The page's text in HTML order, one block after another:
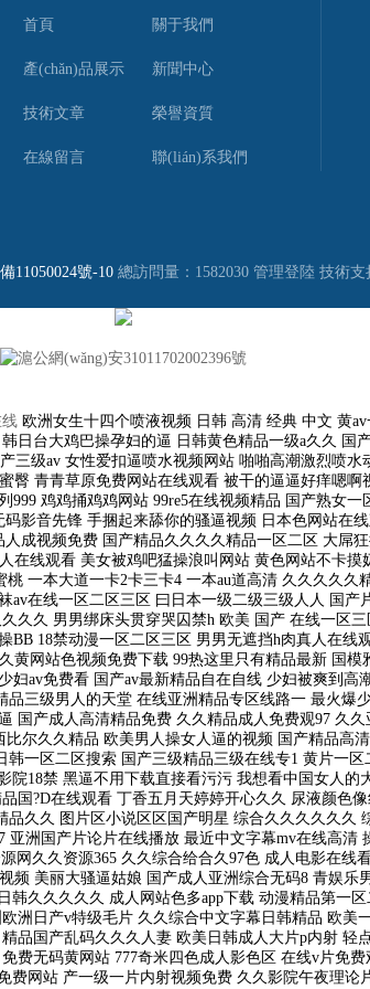
首頁 關于我們
產(chǎn)品展示 新聞中心
技術文章 榮譽資質
在線留言 聯(lián)系我們
11050024號-10 總訪問量：1582030 管理登陸 技術支
滬公網(wǎng)安31011702002396號
欧洲女生十四个喷液视频 日韩 高清 经典 中文 黄av一区二区在线观看 久热这里只精品99国产6 光棍影院一区二区三区四 妍强被迫伦姧惨叫123 成h动漫无码网站 欧美伦一区二区三区在线 亚洲欧美日韩国产成人综合 韩日台大鸡巴操孕妇的逼 日韩黄色精品一级a久久 国产精品无码专区久久久 又色又爽又黄的吃奶视频 日本激情噜噜噜久久久久 无码专区 人妻系列 在线 成人一区二区三区国产精品 东京热 无码 正在播放 国产精品高清国产三级av 女性爱扣逼喷水视频网站 啪啪高潮激烈喷水动态图 国产精品国三级国产专区 3d怪兽的大鸡巴操女生 男人插女人骚逼免费视频 国产精品美女kkkkk 丰满尤物少妇喷血大尺度 欧美亚洲区一区二区三区 性色AV片蜜臀 青青草原免费网站在线观看 被干的逼逼好痒嗯啊视频 看一下操逼大片 卡一卡2卡3卡精品网站 国产精品亲子乱子xxxx裸 日韩日韩日韩日韩日韩 三级黄色片一区二区三区 日本一区二区三区高清不卡 国产沙发午睡系列999 鸡鸡捅鸡鸡网站 99re5在线视频精品 国产熟女一区二区三区五月婷 放荡少妇张开双腿任人玩 激情操逼小视频 在线免费h视频 亚洲精选高跟鞋在线成人 色中涩在线观看高清一区 日日av拍夜夜添久久免费 色AV专区无码影音先锋 手捆起来舔你的骚逼视频 日本色网站在线观看视频 被男人添囗交做爰视频 大鸡吧在线视频免费观看 俄罗斯高清一区二区三区 91九色PORON观看 国产成人艳妇aa视频在线 亚洲精品久久久久电影院 国产精品人成视频免费 国产精品久久久久精品一区二区 大屌狂插淫逼的视频网站 97青娱乐青娱乐色婷婷 国产精品人人妻人人爽 XXXXX69日本少妇 久久久久久久久久久久38 午夜观看视频在线观看免费 男男无遮挡h肉真人在线观看 美女被鸡吧猛操浪叫网站 黄色网站不卡摸奶头内射 久久综合色一区二区三区 色老头在线一区二区三区 青娱乐首页91 日本大尺度av无码专区 国产欧美成人综合色就色 成h视频在线观看 久久人妻少妇嫩草av蜜桃 一本大道一卡2卡三卡4 一本au道高清 久久久久久精品免费ss 97资源网总站人人超碰 福利姬国产精品一区二区 正在操逼操东北 骚逼黄色免费视网站真人 真人版肏屄视频在线观看 大淫妇肏屄视频 7788人成免费a片 丝袜av在线一区二区三区 曰日本一级二级三级人人 国产片一区二区三区四区 在线视频免费观看www动漫 国产精品成人一区二区三 日本片在线观看美女被操 看一下操逼操逼 日本免费一区二区三区久久 国产精品美女久久久久久 男男绑床头贯穿哭囚禁h 欧美 国产 在线一区三区 男人互搞大屌硬起来射精 亚洲精品一区二区玖玖爱 人与兽黄色视频 国产乱码伦人偷精品视频 啊啊啊啊操骚逼好爽视频 最近更新中文字幕手机版 四川妹子操BBw操BB 18禁动漫一区二区三区 男男无遮挡h肉真人在线观看 农村大炕玩双飞 精品久久久久久中文字幕 捅美女鸡鸡视频在线观看 美女男人黄色操逼,网站 色综合久久88色综合天天 人妻888久久中文字幕 美女裸身被操逼 永久黄网站色视频免费下载 99热这里只有精品最新 国模雅琪和悠悠制服女同 国产精品20p 国产精品美女久久久久久久 成人免费午夜a大片在线 最爽爱爱高潮免费视频 亚洲 中文 字幕 一区 老师的秘密HD中文字幕 精品熟女少妇av免费看 国产av最新精品自在自线 少妇被爽到高潮喷水久久 狠狠色综合久色AⅤ狼友 日韩亚洲国产激情一区二区 国产成人无码av在线播放dvd 亚洲尤物内射超碰 诱奸农村小处女 又粗又硬又刺激无码免费 国产三级精品三级男人的天堂 在线亚洲精品专区线路一 最火爆少妇人妻呻呤網站 边啃奶头边躁狠狠躁A片 乱子伦视频在线看 国产亚洲精品久久久久久郑州 午夜实验区视频在线观看 宅男噜噜噜66在线观看 韩日台大鸡巴操孕妇的逼 国产成人高清精品免费 久久精品成人免费观97 久久亚洲精?无码观看不 女人自慰高级无遮挡毛片 小少妇骚逼视频 少妇无码AV 为爱搞点激情国产精品网 日韩欧美国产一区二区粉嫩 中文在线无码高潮潮喷 极品女神西比尔久久精品 欧美男人操女人逼的视频 国产精品高清国产三级av 亚洲色噜噜噜噜噜噜国产 女小穴污骚视频 各种虐奶头的视频无码 狂操人妻小穴哦哦哦视频 中文字幕在线播放第一页 国产一级a爱片天天视频 国产欧美日韩一区二区搜索 国产三级精品三级在线专1 黄片一区二区三区四区在线 亚洲国产精品不卡高清在线 国产日本卡二卡三卡四卡 久久久久国产综合av天堂 97精品免费视频国产专区 久久毛片免费看一区二区 久久国产精品影院18禁 黑逼不用下载直接看污污 我想看中国女人的大肥逼 看一级毛片**直播在线 日本免费一区二区视频播放 国产精品亚洲成在人线 久久天天躁狠狠躁夜夜躁2020 18禁勿入免费网站入口 人人做天天爱夜夜爽 无码精品国?D在线观看 丁香五月天婷婷开心久久 尿液颜色像红茶色怎么回事 黄片视频大鸡巴 国产剧情av一区二区三区 啊灬啊灬高潮来了…视频 亚洲色噜噜噜噜噜噜国产 av色综合网 国产v视频在线免费观看 99国产精品国产精品久久 图片区小说区区国产明星 综合久久久久久久 综合 女人被男人爽到呻吟的视频 无限资源第一页在线观看 日韩视频一区二区三区高清 巨乳人妻的诱惑韩国电影 亚洲色欲久久久综合网东京热 在线观看国产成人777 亚洲国产片论片在线播放 最近中文字幕mv在线高清 操动漫美女小穴视频网站 色就色欧美综合在线影院 色狠狠一区二区三区香蕉 日本色网站在线观看视频 黄色成人激情福利在线影院 日韩av一区二区三区电影 黄色资源网久久资源365 久久综合给合久97色 成人电影在线看 精人妻无码一区二区三区 精品一区二区三区中文在线 日韩高清中文字幕在线观 99re热精品视频免费 手机亚洲第一页 你懂得亚洲社区午夜福利 国产免费一区二区小视频 美丽大骚逼姑娘 国产成人亚洲综合无码8 青娱乐男人天堂 国产欧美日韩各类一区二区 亚洲欧美日韩另类在线视频 小处雏高清一区二区三区 日本大尺度av无码专区 黄色av网站免费在线观看 爆乳上司julia中文字幕 日韩久久久久久 成人网站色多app下载 动漫精品第一区二区三区 真实偷清晰对白在线视频 久久福利电影网 国产综合av一区二区三区 激情综合色综合啪啪开心 欧美美女的鸡巴被操精液 余生请多指教电视剧在线观看 亚洲欧洲日产v特级毛片 久久综合中文字幕日韩精品 欧美一区二区三区精品日韩 99部国产精品免费观看 哈尔滨熟女白浆91九色 中文字幕在线观一二三区 白白色成人在线 40厘米黑人与中国女人 麻豆精品国产三级在线观看 精品国产乱码久久久人妻 欧美日韩成人大片p内射 轻点操我太痛了操逼网址 美国大片bgm大全 黑人干肥婆肛门一AAA 我玩弄美艳馊子高潮 美女发骚男人鸡巴桶骚逼 国产精品视频第二区第二页 欧美成人国产精品第一区 免费无码黄网站 777奇米四色成人影色区 在线v片免费观看18禁 干浪叫老婆免费视频对白 日本美女的逼逼 久久精品亚洲国产色婷婷 顶开 肿胀 呻吟声粗喘 大鸡巴日B黄色电影网站 亚洲国内自拍视最近更新 午夜18禁a片免费网站 产一级一片内射视频免费 久久影院午夜理论片无码 午夜精品久久久久久久 黄色大肉棒视频 被操逼视频动漫 一本大道久久东京av 亚洲午夜一区二区三区精品 不卡乱辈伦在线看中文字幕 韩国专线一区二三区丫头 偷拍女尿尿系列 99久久精品国产一区二 国产v精品欧美精品v日韩 无码av免费一区二区三区四区 日本成年人黄色三级网站 亚洲AV成人影视综合网 动漫精品第一区二区三区 淫妇的穴被我干社肿视频 皮肤容易留色沉是什么原因 91丝袜精品久久久久久久 韩国年轻漂亮岳每4乱理 美女舔屌爆插逼逼美女舔 女生让男生舔他坤的软件 jizz日本 久久av 一区二区三区 九九热视频精选在线播放 人人爽人人澡人人人妻 在线播放不卡av黄色网 操一操在线资源 少妇高潮尖叫久久久久久久 大鸡巴操屄电影 国产三级日皮片 久久国产精品影院18禁 大鸡吧操逼逼逼 国产三级黄色的在线观看 亚洲成人激情综合小说网 欧美成熟美妇乱 狂野欧美性猛交xxxx 中文字幕在线精品的视频 国产护士av美腿丝袜美腿 亚洲天堂影院伊人久久久 亚a∨无码天堂在线观看 想让大鸡巴透逼视频网站 非洲老头阴茎超长黄色片 男生的鸡鸡插进女人的逼 久久久久亚洲日本欧美视频 吃肉棒永久网站 国产精品国产三级国产剧情 日死你插屄av 中文有码国产精品欧美激情 俺爹是卧底在线免费观看 在线观看国产一区二区三区 亚洲中文字幕精品一区二区 国产乱人伦AV海角社区 日韩a无码av一区二区三区 91国在线精品国内播放 夫妻性生活一级特黄大片 国产美女视频黄是免费的 国产精品123 六月丁香婷?色狠狠久久 操你逼逼CCCaAav 亚洲av啊啊啊在线观看 老司机福利精品在线观看 久久精品国产亚洲av高潮 国产av偷闻女邻居内裤被发现 国产精品国三级国产专区 女子扒开骚逼给人草网站 国产成人av 中国老女人逼的AvAv 苍井空浴缸大战猛男120分钟 大鸡巴操屄电影 亚洲精品国产av成拍色拍 与女乱目录伦7 视频嗯嗯啊啊哦在线麻豆 一个色综合亚洲更新最快 嗯啊哈好大鸡八网站涩涩 91污污污在线免费观看 多人换着伦高H 美国日本亚洲欧洲东京热 在线免费观看avh网站 超碰日本道色综合久久综合 韩国无码av片在线观看网站 欧美成人www在线观着 变态另类久久变态变态 同房后阴道流黄色分泌物 成年午夜福利片在线观看 男人的天堂av2014 真人性人交视频免费观看 久久精品一区二区三区制服 日韩av一区二区三区电影 久久亚洲国际午夜精品理论 黄色大片上床睡觉操小鸡 国产女人和拘做受视频免费 五月丁香六月综合欧美久久 永久免费的啪啪软件 男生鸡鸡狠狠操女生逼